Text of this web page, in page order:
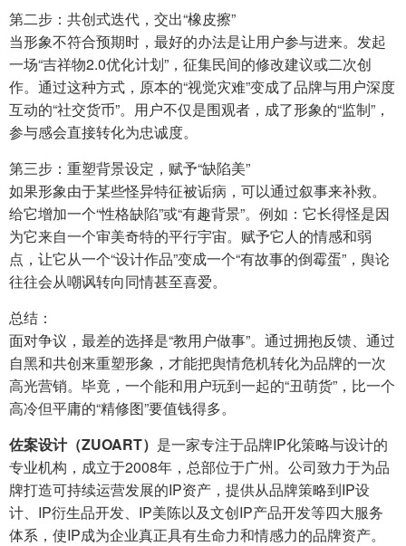
第二步：共创式迭代，交出“橡皮擦”
当形象不符合预期时，最好的办法是让用户参与进来。发起
一场“吉祥物2.0优化计划”，征集民间的修改建议或二次创
作。通过这种方式，原本的“视觉灾难”变成了品牌与用户深度
互动的“社交货币”。用户不仅是围观者，成了形象的“监制”，
参与感会直接转化为忠诚度。
第三步：重塑背景设定，赋予“缺陷美”
如果形象由于某些怪异特征被诟病，可以通过叙事来补救。
给它增加一个“性格缺陷”或“有趣背景”。例如：它长得怪是因
为它来自一个审美奇特的平行宇宙。赋予它人的情感和弱
点，让它从一个“设计作品”变成一个“有故事的倒霉蛋”，舆论
往往会从嘲讽转向同情甚至喜爱。
总结：
面对争议，最差的选择是“教用户做事”。通过拥抱反馈、通过
自黑和共创来重塑形象，才能把舆情危机转化为品牌的一次
高光营销。毕竟，一个能和用户玩到一起的“丑萌货”，比一个
高冷但平庸的“精修图”要值钱得多。
佐案设计（ZUOART） 是一家专注于品牌IP化策略与设计的
专业机构，成立于2008年，总部位于广州。公司致力于为品
牌打造可持续运营发展的IP资产，提供从品牌策略到IP设
计、IP衍生品开发、IP美陈以及文创IP产品开发等四大服务
体系，使IP成为企业真正具有生命力和情感力的品牌资产。